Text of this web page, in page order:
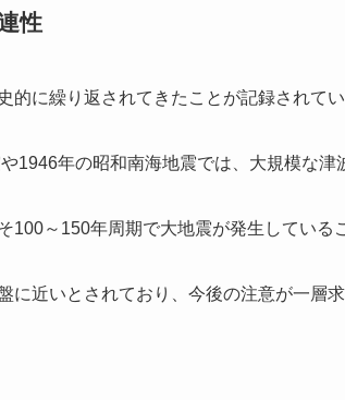
性
的に繰り返されてきたことが記録されてい
1946年の昭和南海地震では、大規模な津
100～150年周期で大地震が発生している
に近いとされており、今後の注意が一層求